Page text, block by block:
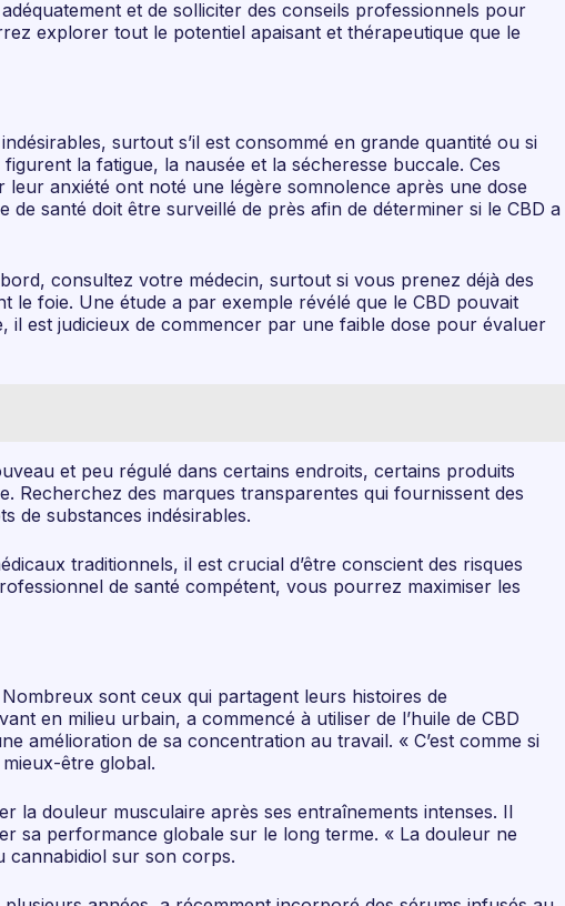
et de solliciter des conseils professionnels pour
explorer tout le potentiel apaisant et thérapeutique que le
surtout s’il est consommé en grande quantité ou si
la fatigue, la nausée et la sécheresse buccale. Ces
anxiété ont noté une légère somnolence après une dose
santé doit être surveillé de près afin de déterminer si le CBD a
consultez votre médecin, surtout si vous prenez déjà des
le foie. Une étude a par exemple révélé que le CBD pouvait
il est judicieux de commencer par une faible dose pour évaluer
et peu régulé dans certains endroits, certains produits
des marques transparentes qui fournissent des
de substances indésirables.
traditionnels, il est crucial d’être conscient des risques
de santé compétent, vous pourrez maximiser les
sont ceux qui partagent leurs histoires de
en milieu urbain, a commencé à utiliser de l’huile de CBD
amélioration de sa concentration au travail. « C’est comme si
être global.
la douleur musculaire après ses entraînements intenses. Il
sa performance globale sur le long terme. « La douleur ne
cannabidiol sur son corps.